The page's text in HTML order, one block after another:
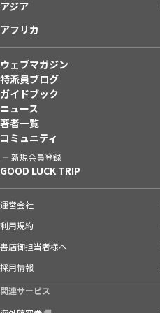
アジア
アフリカ
ウェブマガジン
特派員ブログ
ガイドブック
ニュース
著者一覧
コミュニティ
新規会員登録
GOOD LUCK TRIP
運営会社
利用規約
書店御担当者様へ
採用情報
関連サービス